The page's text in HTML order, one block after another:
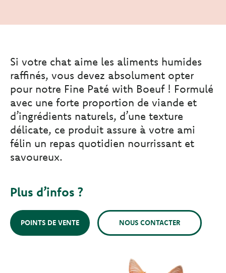
Si votre chat aime les aliments humides
raffinés, vous devez absolument opter
pour notre Fine Paté with Boeuf ! Formulé
avec une forte proportion de viande et
d’ingrédients naturels, d’une texture
délicate, ce produit assure à votre ami
félin un repas quotidien nourrissant et
savoureux.
Plus d’infos ?
POINTS DE VENTE NOUS CONTACTER